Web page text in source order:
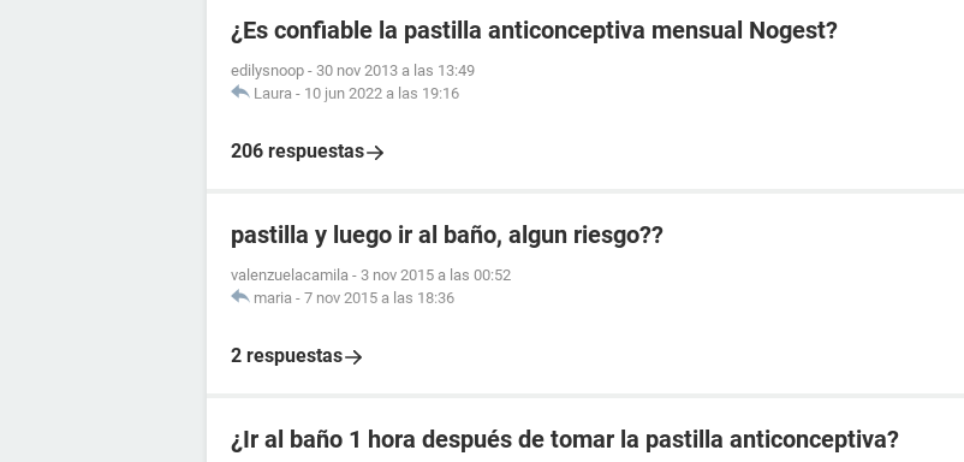
¿Es confiable la pastilla anticonceptiva mensual Nogest?
edilysnoop - 30 nov 2013 a las 13:49
Laura - 10 jun 2022 a las 19:16
206 respuestas
pastilla y luego ir al baño, algun riesgo??
valenzuelacamila - 3 nov 2015 a las 00:52
maria - 7 nov 2015 a las 18:36
2 respuestas
¿Ir al baño 1 hora después de tomar la pastilla anticonceptiva?